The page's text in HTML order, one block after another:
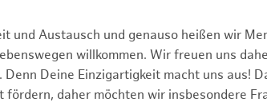
und Austausch und genauso heißen wir
willkommen. Wir freuen uns
Deine Einzigartigkeit macht uns aus!
daher möchten wir insbesondere